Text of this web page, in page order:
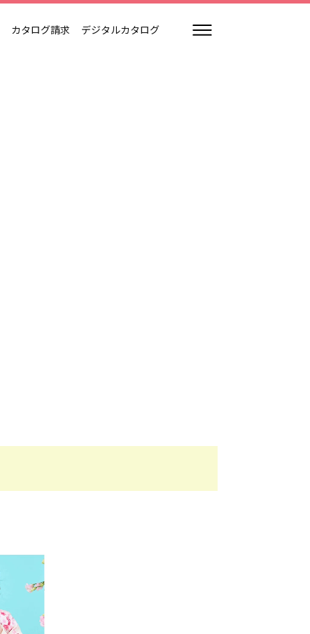
カタログ請求 デジタルカタログ